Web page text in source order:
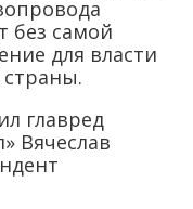
главред
Вячеслав
Украины
Но его на
и